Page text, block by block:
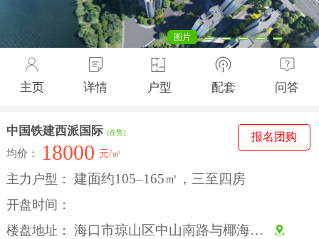
图片
主页 详情 户型 配套 问答
报名团购
中国铁建西派国际 [在售]
均价： 18000 元/㎡
主力户型： 建面约105–165㎡，三至四房
开盘时间：
楼盘地址：
海口市琼山区中山南路与椰海大道交汇处